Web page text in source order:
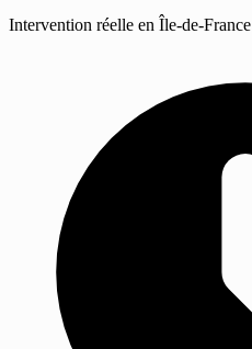
Intervention réelle en Île-de-France